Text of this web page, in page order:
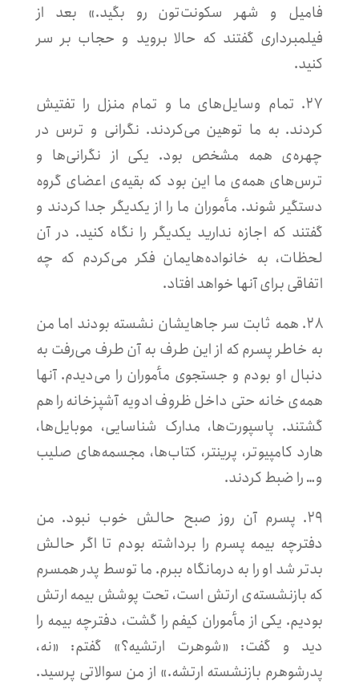
فامیل و شهر سکونت‌تون رو بگید.» بعد از
فیلمبرداری گفتند که حالا بروید و حجاب بر سر
کنید.
۲۷. تمام وسایل‌های ما و تمام منزل را تفتیش
کردند. به ما توهین می‌کردند. نگرانی و ترس در
چهره‌ی همه مشخص بود. یکی از نگرانی‌‌ها و
ترس‌های همه‌ی ما این بود که بقیه‌ی اعضای گروه
دستگیر شوند. مأموران ما را از یکدیگر جدا کردند و
گفتند که اجازه ندارید یکدیگر را نگاه کنید. در آن
لحظات، به خانواده‌هایمان فکر می‌کردم که چه
اتفاقی برای آنها خواهد افتاد.
۲۸. همه ثابت سر جاهایشان نشسته بودند اما من
به خاطر پسرم که از این طرف به آن طرف می‌رفت به
دنبال او بودم و جستجوی مأموران را می‌دیدم. آنها
همه‌ی خانه حتی داخل ظروف ادویه‌ آشپزخانه را هم
گشتند. پاسپورت‌ها، مدارک شناسایی، موبایل‌ها،‌
هارد کامپیوتر، پرینتر، کتاب‌ها، مجسمه‌های صلیب
و… را ضبط کردند.
۲۹. پسرم آن روز صبح حالش خوب نبود. من
دفترچه بیمه پسرم را برداشته بودم تا اگر حالش
بدتر شد او را به درمانگاه ببرم. ما توسط پدر همسرم
که بازنشسته‌ی ارتش است، تحت پوشش بیمه ارتش
بودیم. یکی از مأموران کیفم را گشت، دفترچه بیمه را
دید و گفت: «شوهرت ارتشیه؟» گفتم: «نه،
پدرشوهرم بازنشسته ارتشه.» از من سوالاتی پرسید.